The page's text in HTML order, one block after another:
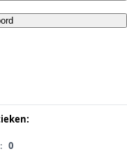
0